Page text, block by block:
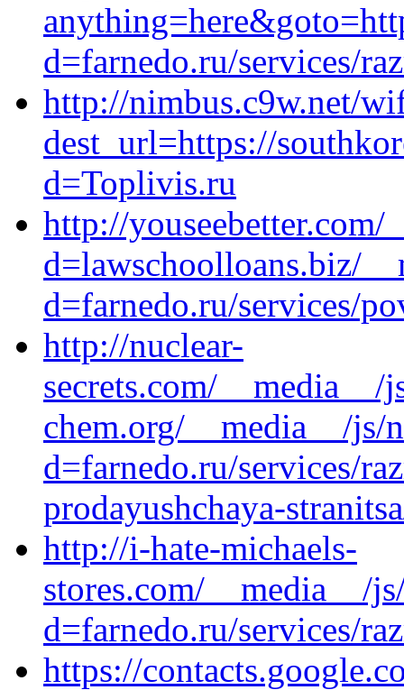
d=farnedo.ru/services/
http://nimbus.c9w.net/
dest_url=https://
d=Toplivis.ru
http://youseebetter.com/
d=lawschoolloans.biz/
d=farnedo.ru/services/
http://nuclear-
secrets.com/__media__/
chem.org/__media__/js/
d=farnedo.ru/services/
prodayushchaya-
http://i-hate-michaels-
stores.com/__media__/
d=farnedo.ru/services/
https://